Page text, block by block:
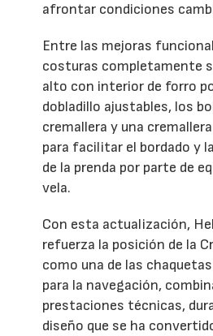
afrontar condiciones
Entre las mejoras
costuras completamente
alto con interior de forro
dobladillo ajustables, los
cremallera y una
para facilitar el bordado y
de la prenda por parte de
vela.
Con esta actualización,
refuerza la posición de la
como una de las
para la navegación,
prestaciones técnicas,
diseño que se ha